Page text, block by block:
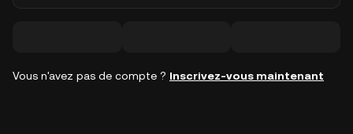
Vous n'avez pas de compte ? Inscrivez-vous maintenant